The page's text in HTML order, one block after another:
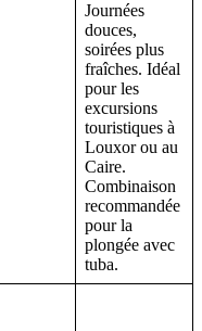
Journées
douces,
soirées plus
fraîches. Idéal
pour les
excursions
touristiques à
Louxor ou au
Caire.
Combinaison
recommandée
pour la
plongée avec
tuba.